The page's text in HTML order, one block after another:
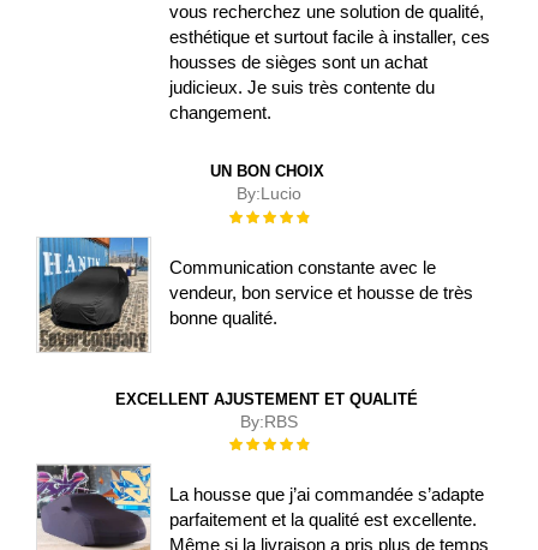
vous recherchez une solution de qualité,
esthétique et surtout facile à installer, ces
housses de sièges sont un achat
judicieux. Je suis très contente du
changement.
UN BON CHOIX
By:Lucio
Évaluation :
Communication constante avec le
vendeur, bon service et housse de très
bonne qualité.
EXCELLENT AJUSTEMENT ET QUALITÉ
By:RBS
Évaluation :
La housse que j’ai commandée s’adapte
parfaitement et la qualité est excellente.
Même si la livraison a pris plus de temps